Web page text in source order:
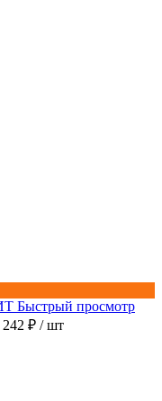
Быстрый просмотр
242 ₽ / шт